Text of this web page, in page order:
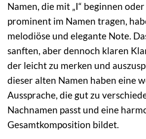
Namen, die mit „I“ beginnen oder
prominent im Namen tragen,
melodiöse und elegante Note.
sanften, aber dennoch klaren
der leicht zu merken und
dieser alten Namen haben eine
Aussprache, die gut zu
Nachnamen passt und eine
Gesamtkomposition bildet.